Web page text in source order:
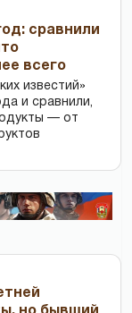
сравнили
всего
известий»
и сравнили,
— от